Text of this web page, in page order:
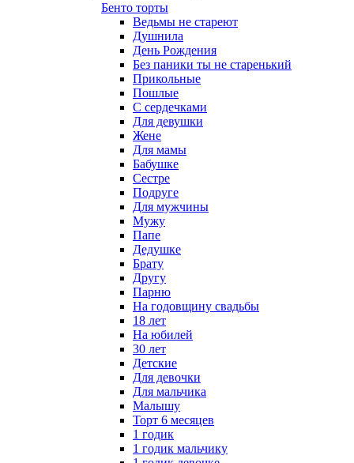
Бенто торты
Ведьмы не стареют
Душнила
День Рождения
Без паники ты не старенький
Прикольные
Пошлые
С сердечками
Для девушки
Жене
Для мамы
Бабушке
Сестре
Подруге
Для мужчины
Мужу
Папе
Дедушке
Брату
Другу
Парню
На годовщину свадьбы
18 лет
На юбилей
30 лет
Детские
Для девочки
Для мальчика
Малышу
Торт 6 месяцев
1 годик
1 годик мальчику